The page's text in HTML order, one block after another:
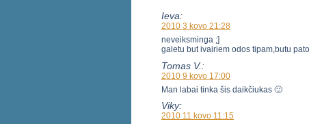
Ieva:
2010 3 kovo 21:28
neveiksminga ;]
galetu but ivairiem odos tipam,butu
Tomas V.:
2010 9 kovo 17:00
Man labai tinka šis daikčiukas 🙂
Viky:
2010 11 kovo 11:15